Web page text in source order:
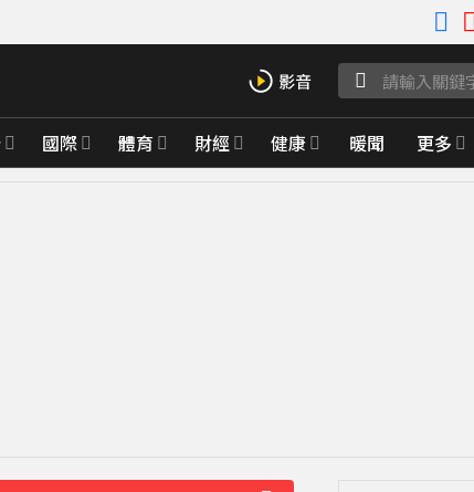
國際 體育 財經 健康 暖聞 更多